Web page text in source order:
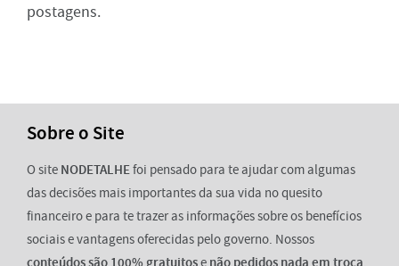
postagens.
Sobre o Site
O site NODETALHEfoi pensado para te ajudar com algumas
das decisões mais importantes da sua vida no quesito
financeiro e para te trazer as informações sobre os benefícios
sociais e vantagens oferecidas pelo governo. Nossos
conteúdos são 100% gratuitose não pedidos nada em troca.